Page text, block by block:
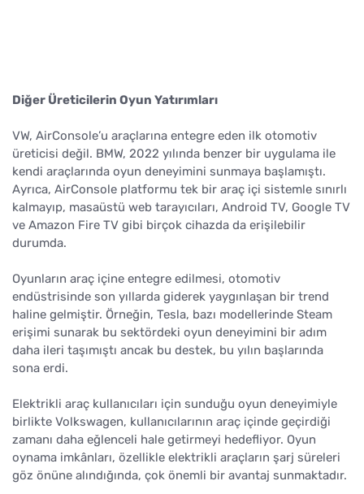
Diğer Üreticilerin Oyun Yatırımları
VW, AirConsole’u araçlarına entegre eden ilk otomotiv
üreticisi değil. BMW, 2022 yılında benzer bir uygulama ile
kendi araçlarında oyun deneyimini sunmaya başlamıştı.
Ayrıca, AirConsole platformu tek bir araç içi sistemle sınırlı
kalmayıp, masaüstü web tarayıcıları, Android TV, Google TV
ve Amazon Fire TV gibi birçok cihazda da erişilebilir
durumda.
Oyunların araç içine entegre edilmesi, otomotiv
endüstrisinde son yıllarda giderek yaygınlaşan bir trend
haline gelmiştir. Örneğin, Tesla, bazı modellerinde Steam
erişimi sunarak bu sektördeki oyun deneyimini bir adım
daha ileri taşımıştı ancak bu destek, bu yılın başlarında
sona erdi.
Elektrikli araç kullanıcıları için sunduğu oyun deneyimiyle
birlikte Volkswagen, kullanıcılarının araç içinde geçirdiği
zamanı daha eğlenceli hale getirmeyi hedefliyor. Oyun
oynama imkânları, özellikle elektrikli araçların şarj süreleri
göz önüne alındığında, çok önemli bir avantaj sunmaktadır.